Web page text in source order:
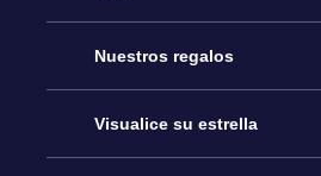
Atención
Contáctanos
Nuestros regalos
Regalo Estrella Online
Visualice su estrella